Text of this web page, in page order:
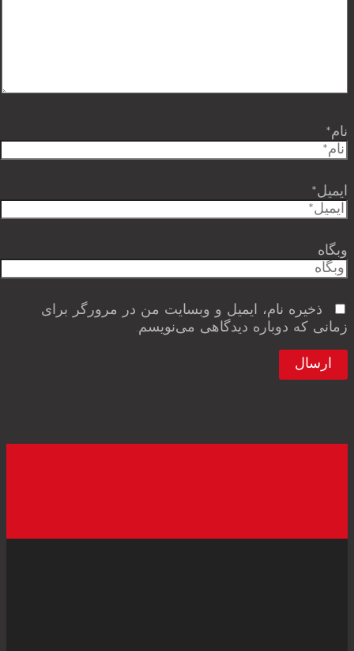
نام*
ایمیل*
وبگاه
ذخیره نام، ایمیل و وبسایت من در مرورگر برای
زمانی که دوباره دیدگاهی می‌نویسم.